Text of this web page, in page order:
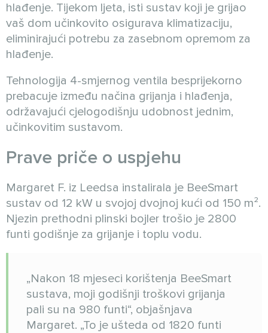
hlađenje. Tijekom ljeta, isti sustav koji je grijao
vaš dom učinkovito osigurava klimatizaciju,
eliminirajući potrebu za zasebnom opremom za
hlađenje.
Tehnologija 4-smjernog ventila besprijekorno
prebacuje između načina grijanja i hlađenja,
održavajući cjelogodišnju udobnost jednim,
učinkovitim sustavom.
Prave priče o uspjehu
Margaret F. iz Leedsa instalirala je BeeSmart
sustav od 12 kW u svojoj dvojnoj kući od 150 m².
Njezin prethodni plinski bojler trošio je 2800
funti godišnje za grijanje i toplu vodu.
„Nakon 18 mjeseci korištenja BeeSmart
sustava, moji godišnji troškovi grijanja
pali su na 980 funti“, objašnjava
Margaret. „To je ušteda od 1820 funti